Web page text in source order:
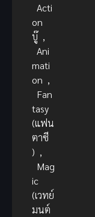
Acti
on
บู๊ ,
Ani
mati
on ,
Fan
tasy
(แฟน
ตาซี
) ,
Mag
ic
(เวทย์
มนต์